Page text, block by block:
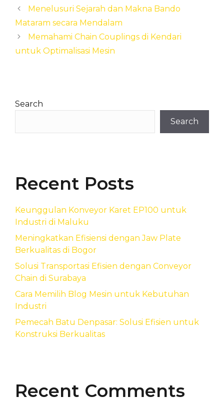
Menelusuri Sejarah dan Makna Bando
Mataram secara Mendalam
Memahami Chain Couplings di Kendari
untuk Optimalisasi Mesin
Search
Search
Recent Posts
Keunggulan Konveyor Karet EP100 untuk
Industri di Maluku
Meningkatkan Efisiensi dengan Jaw Plate
Berkualitas di Bogor
Solusi Transportasi Efisien dengan Conveyor
Chain di Surabaya
Cara Memilih Blog Mesin untuk Kebutuhan
Industri
Pemecah Batu Denpasar: Solusi Efisien untuk
Konstruksi Berkualitas
Recent Comments